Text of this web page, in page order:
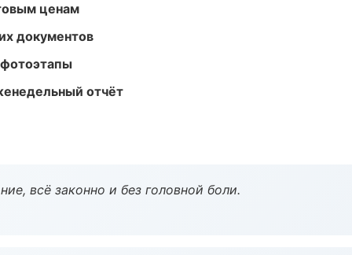
ценам
документов
отчёт
всё законно и без головной боли.